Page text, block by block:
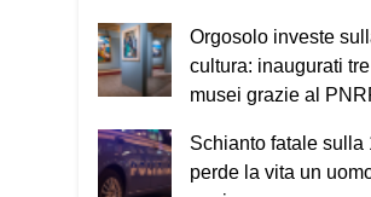
Orgosolo investe
cultura: inaugurati
musei grazie al
Schianto fatale sulla
perde la vita un